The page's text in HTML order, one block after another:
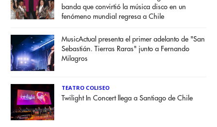
banda que convirtió la música disco en un
fenómeno mundial regresa a Chile
MusicActual presenta el primer adelanto de "San
Sebastián. Tierras Raras" junto a Fernando
Milagros
TEATRO COLISEO
Twilight In Concert llega a Santiago de Chile